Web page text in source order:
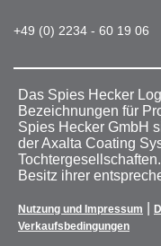
+49 (0) 2234 - 60 19 06
Das Spies Hecker
Bezeichnungen für
Spies Hecker GmbH
der Axalta Coating
Besitz ihrer
Nutzung und Impressum
Verkaufsbedingungen